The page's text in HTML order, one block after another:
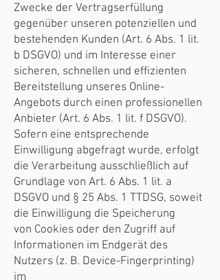
Zwecke der Vertragserfüllung
gegenüber unseren potenziellen und
bestehenden Kunden (Art. 6 Abs. 1 lit.
b DSGVO) und im Interesse einer
sicheren, schnellen und effizienten
Bereitstellung unseres Online-
Angebots durch einen professionellen
Anbieter (Art. 6 Abs. 1 lit. f DSGVO).
Sofern eine entsprechende
Einwilligung abgefragt wurde, erfolgt
die Verarbeitung ausschließlich auf
Grundlage von Art. 6 Abs. 1 lit. a
DSGVO und § 25 Abs. 1 TTDSG, soweit
die Einwilligung die Speicherung
von Cookies oder den Zugriff auf
Informationen im Endgerät des
Nutzers (z. B. Device-Fingerprinting)
im